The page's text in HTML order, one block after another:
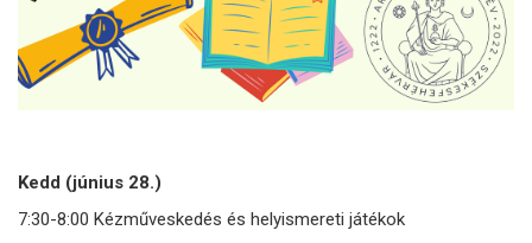
Kedd (június 28.)
7:30-8:00 Kézműveskedés és helyismereti játékok